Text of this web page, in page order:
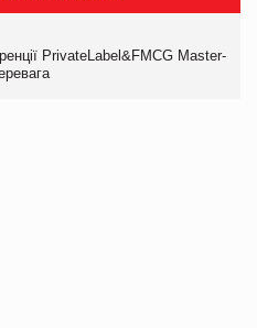
PrivateLabel&FMCG Master-